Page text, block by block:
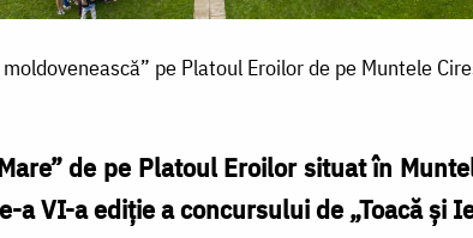
moldovenească” pe Platoul Eroilor de pe Muntele
de pe Platoul Eroilor situat în
VI-a ediție a concursului de „Toacă și